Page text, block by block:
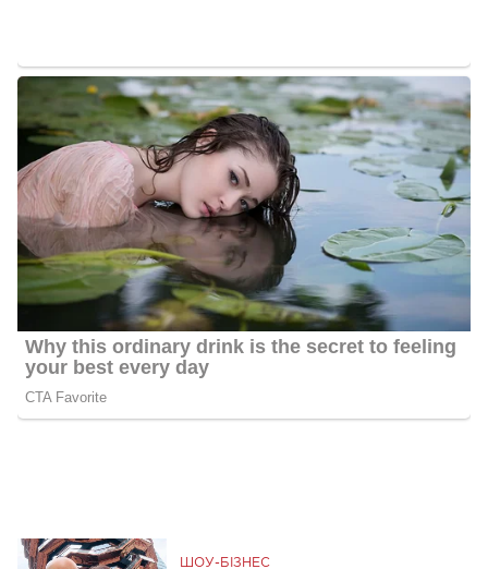
ШОУ-БІЗНЕС